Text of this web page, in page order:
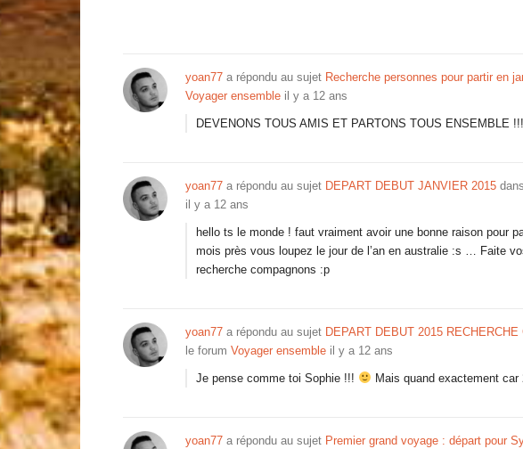
yoan77 a répondu au sujet Recherche personnes pour partir en
Voyager ensemble il y a 12 ans
DEVENONS TOUS AMIS ET PARTONS TOUS ENSEMBLE
yoan77 a répondu au sujet DEPART DEBUT JANVIER 2015
il y a 12 ans
hello ts le monde ! faut vraiment avoir une bonne raison pour
mois près vous loupez le jour de l’an en australie :s … Faite
recherche compagnons :p
yoan77 a répondu au sujet DEPART DEBUT 2015
le forum Voyager ensemble il y a 12 ans
Je pense comme toi Sophie !!! Mais quand exactement car
yoan77 a répondu au sujet Premier grand voyage : départ pour